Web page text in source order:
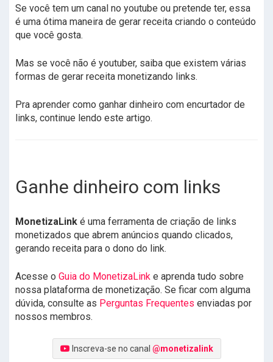
Se você tem um canal no youtube ou pretende ter, essa
é uma ótima maneira de gerar receita criando o conteúdo
que você gosta.
Mas se você não é youtuber, saiba que existem várias
formas de gerar receita monetizando links.
Pra aprender como ganhar dinheiro com encurtador de
links, continue lendo este artigo.
Ganhe dinheiro com links
MonetizaLink é uma ferramenta de criação de links
monetizados que abrem anúncios quando clicados,
gerando receita para o dono do link.
Acesse o Guia do MonetizaLink e aprenda tudo sobre
nossa plataforma de monetização. Se ficar com alguma
dúvida, consulte as Perguntas Frequentes enviadas por
nossos membros.
Inscreva-se no canal @monetizalink